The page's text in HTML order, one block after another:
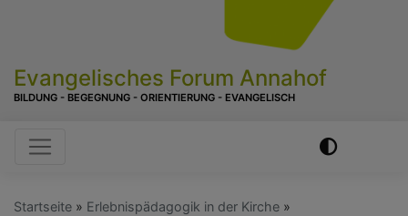
Evangelisches Forum Annahof
BILDUNG - BEGEGNUNG - ORIENTIERUNG - EVANGELISCH
Hauptnavigation
Startseite
Erlebnispädagogik in der Kirche